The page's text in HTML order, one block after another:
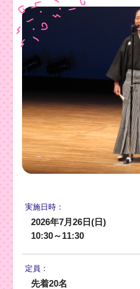
実施日時：
2026年7月26日(日)
10:30～11:30
定員：
先着20名